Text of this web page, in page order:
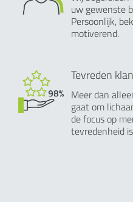
uw gewenste
Persoonlijk,
motiverend.
Tevreden
Meer dan
gaat om
de focus op
tevredenheid